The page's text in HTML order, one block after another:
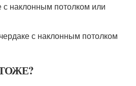
наклонным потолком или
с наклонным потолком